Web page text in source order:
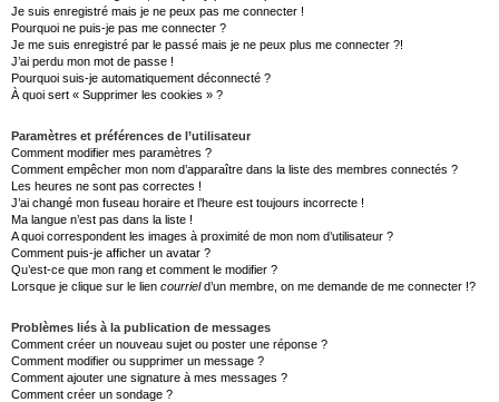
Je suis enregistré mais je ne peux pas me connecter !
Pourquoi ne puis-je pas me connecter ?
Je me suis enregistré par le passé mais je ne peux plus me connecter ?!
J’ai perdu mon mot de passe !
Pourquoi suis-je automatiquement déconnecté ?
À quoi sert « Supprimer les cookies » ?
Paramètres et préférences de l’utilisateur
Comment modifier mes paramètres ?
Comment empêcher mon nom d’apparaître dans la liste des membres connectés ?
Les heures ne sont pas correctes !
J’ai changé mon fuseau horaire et l’heure est toujours incorrecte !
Ma langue n’est pas dans la liste !
A quoi correspondent les images à proximité de mon nom d’utilisateur ?
Comment puis-je afficher un avatar ?
Qu’est-ce que mon rang et comment le modifier ?
Lorsque je clique sur le lien courrield’un membre, on me demande de me connecter !?
Problèmes liés à la publication de messages
Comment créer un nouveau sujet ou poster une réponse ?
Comment modifier ou supprimer un message ?
Comment ajouter une signature à mes messages ?
Comment créer un sondage ?